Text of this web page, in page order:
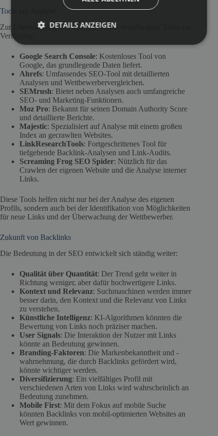
Tools zur Analyse
Zur Überwachung und Analyse stehen verschiedene Tools zur
Verfügung:
Google Search Console: Kostenloses Tool von
Google, das grundlegende Daten liefert.
Ahrefs: Umfassendes SEO-Tool mit detaillierten
Analysen und Wettbewerbervergleichen.
SEMrush: Bietet neben Analysen auch umfangreiche
SEO- und Marketing-Funktionen.
Moz Pro: Bekannt für seinen Domain Authority Score
und detaillierte Berichte.
Majestic: Spezialisiert auf Analyse mit einem großen
Index an gecrawlten Websites.
LinkResearchTools: Fortgeschrittenes Tool für
tiefgehende Backlink-Analysen und Link-Audits.
Screaming Frog SEO Spider: Nützlich für das
Crawlen der eigenen Website und die Analyse interner
Links.
Diese Tools helfen nicht nur bei der Analyse des eigenen
Profils, sondern auch bei der Identifikation von Möglichkeiten
für neue Links und der Überwachung der Wettbewerber.
Zukunft von Backlinks
Die Bedeutung in der SEO entwickelt sich ständig weiter:
Qualität über Quantität: Der Trend geht weiter in
Richtung weniger, aber dafür hochwertigere Links.
Kontext und Relevanz: Suchmaschinen werden immer
besser darin, den Kontext und die Relevanz von Links
zu verstehen.
Künstliche Intelligenz: KI-Algorithmen könnten die
Bewertung von Links noch präziser machen.
User Signals: Die Interaktion der Nutzer mit Links
könnte an Bedeutung gewinnen.
Branding-Faktoren: Die Markenbekanntheit und -
wahrnehmung, die durch Backlinks gefördert wird,
könnte wichtiger werden.
Diversifizierung: Ein vielfältiges Profil mit
verschiedenen Arten von Links wird wahrscheinlich an
Bedeutung zunehmen.
Mobile First: Mit dem Fokus auf mobile Suche
könnten Backlinks von mobil-optimierten Websites an
Wert gewinnen.
DETAILS ANZEIGEN